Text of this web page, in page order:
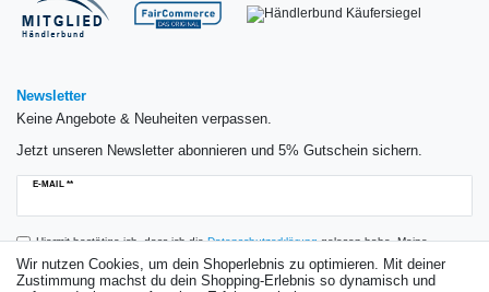
Newsletter
Keine Angebote & Neuheiten verpassen.
Jetzt unseren Newsletter abonnieren und 5% Gutschein sichern.
E-MAIL **
Newsletter
Hiermit bestätige ich, dass ich dieDaten­schutz­erklärunggelesen habe. Meine
Einwilligung kann ich jederzeit widerrufen.**
Wir nutzen Cookies, um dein Shoperlebnis zu optimieren. Mit deiner
Zustimmung machst du dein Shopping-Erlebnis so dynamisch und